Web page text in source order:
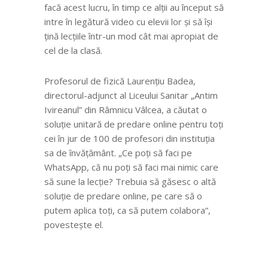
facă acest lucru, în timp ce alții au început să
intre în legătură video cu elevii lor și să își
țină lecțiile într-un mod cât mai apropiat de
cel de la clasă.
Profesorul de fizică Laurențiu Badea,
directorul-adjunct al Liceului Sanitar „Antim
Ivireanul” din Râmnicu Vâlcea, a căutat o
soluție unitară de predare online pentru toți
cei în jur de 100 de profesori din instituția
sa de învățământ. „Ce poți să faci pe
WhatsApp, că nu poți să faci mai nimic care
să sune la lecție? Trebuia să găsesc o altă
soluție de predare online, pe care să o
putem aplica toți, ca să putem colabora”,
povestește el.